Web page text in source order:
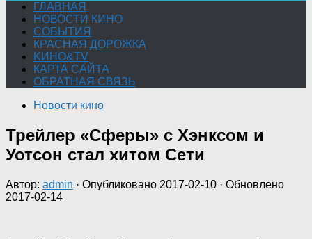
ГЛАВНАЯ
НОВОСТИ КИНО
СОБЫТИЯ
КРАСНАЯ ДОРОЖКА
KИНО&TV
КАРТА САЙТА
ОБРАТНАЯ СВЯЗЬ
Новости кино
Трейлер «Сферы» с Хэнксом и
Уотсон стал хитом Сети
Автор: admin · Опубликовано 2017-02-10 · Обновлено
2017-02-14